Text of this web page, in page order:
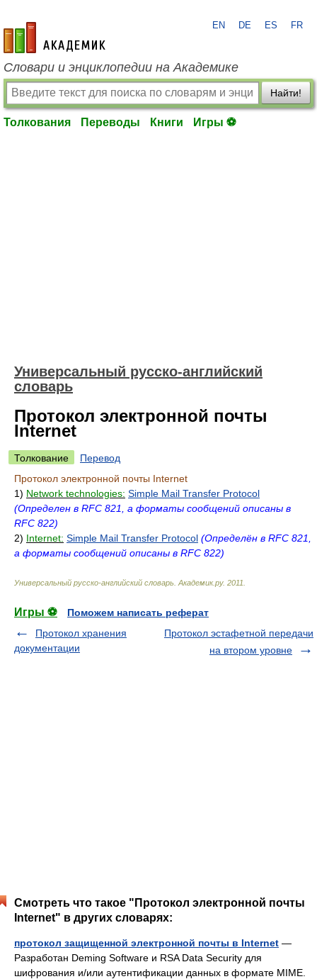
academic.ru
EN DE ES FR
Словари и энциклопедии на Академике
Найти!
Толкования Переводы Книги Игры ⚽
Универсальный русско-английский
словарь
Протокол электронной почты
Internet
Толкование
Перевод
Протокол электронной почты Internet
1) Network technologies: Simple Mail Transfer Protocol
(Определен в RFC 821, а форматы сообщений описаны в
RFC 822)
2) Internet: Simple Mail Transfer Protocol (Определён в RFC 821,
а форматы сообщений описаны в RFC 822)
Универсальный русско-английский словарь Академик.ру. 2011
Игры ⚽
Поможем написать реферат
Протокол хранения
документации
Протокол эстафетной передачи
на втором уровне
Смотреть что такое "Протокол электронной почты
Internet" в других словарях:
протокол защищенной электронной почты в Internet —
Разработан Deming Software и RSA Data Security для
шифрования и/или аутентификации данных в формате MIME.